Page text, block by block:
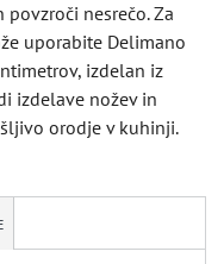
nesrečo. Za
uporabite Delimano
izdelan iz
izdelave nožev in
orodje v kuhinji.